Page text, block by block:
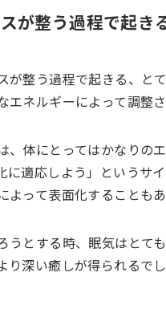
が整う過程で起き
が整う過程で起きる、と
エネルギーによって調整
、体にとってはかなりの
に適応しよう」というサ
って表面化することもあ
うとする時、眠気はとて
り深い癒しが得られるでし